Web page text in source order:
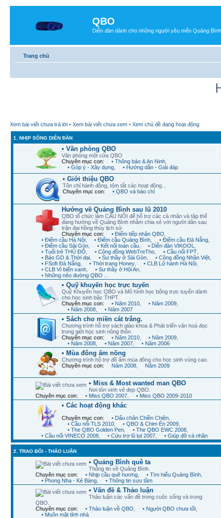
QBO
Diễn đàn dành cho những người yêu mến Quảng Bình
Trang chủ
Xem bài viết chưa trả lời • Xem bài viết chưa xem • Xem chủ đề đang hoạt động
1. NHỊP SỐNG DIỄN ĐÀN
• Văn phòng QBO
Văn phòng một cửa QBO
Chuyên mục con:
• Thông báo & An Ninh
• Góp ý - Xây dựng
• Hướng dẫn - Giải đáp
• Giới thiệu QBO
Tôn chỉ hành động, tóm tắt các hoạt động...
Chuyên mục con:
• QBO và báo chí
Hướng về Quảng Bình sau lũ 2010
QBO tổ chức làm CẦU NỐI để hỗ trợ các cá nhân và tập thể
đang hướng về Quảng Bình nhằm chia sẻ với người dân sau
trận đại hồng thủy lịch sử
Chuyên mục con:
• Điểm tiếp nhận QBO
• Điểm cầu Hà Nội
• Điểm cầu Quảng Bình • Điểm cầu Đà Nẵng
• Điểm cầu Sài Gòn
• Kết nối toàn cầu • Diễn đàn VIKOOL
• Tuổi trẻ THỦ ĐÔ
• Cộng đồng WebTreTho • Cầu nối FPT
• Báo GD & Thời đại
• Sư thầy ở Sài Gòn • Cộng đồng Nhân Việt
• FSoft Đà Nẵng
• Thời trang Honey • CLB Lữ hành Hà Nội
• CLB Vì biển xanh
• Sư thầy ở Hội An
• Những nẻo đường QBO ...
• Quỹ khuyến học trực tuyến
Quỹ Khuyến học QBO và Mô hình học bổng trực tuyến dành
cho học sinh bậc THPT.
Chuyên mục con:
• Năm 2010 • Năm 2009
• Năm 2008
• Năm 2007
• Sách cho miền cát trắng.
Chương trình hỗ trợ sách giáo khoa & Phát triển văn hoá đọc
trong giới học sinh nông thôn.
Chuyên mục con:
• Năm 2010 • Năm 2009
• Năm 2008
• Năm 2007 • Năm 2006
• Mùa đông ấm nồng
Chương trình hỗ trợ đồ ấm mùa đông cho học sinh vùng cao.
Chuyên mục con:
Năm 2008 Năm 2009
• Miss & Most wanted man QBO
Nơi tôn vinh vẻ đẹp QBO.
Chuyên mục con:
• Miss QBO 2007 • Miss QBO 2009-2010
• Các hoạt động khác
Chuyên mục con: • Dấu chân Chiền Chiện
• Cầu nối TLS 2010
• QBO & Chim Én 2009
• The QBO Golden Pen
• The QBO EWC 2008
• Cầu nối VINECO 2008
• Cứu trợ lũ lụt 2007 • Giúp đỡ cá nhân
2. TRAO ĐỔI - THẢO LUẬN
• Quảng Bình quê ta
Thông tin về Quảng Bình.
Chuyên mục con:
• Nhịp cầu quê hương • Tìm hiểu Quảng Bình
• Phong Nha - Kẻ Bàng
• Thông tin sưu tầm
• Vấn đề & Thảo luận
Thảo luận các vấn đề trong cuộc sống và trong
QBO.
Chuyên mục con:
• Thảo luận về QBO • Người QBO chưa tốt
• Muôn mặt tỉnh nhà